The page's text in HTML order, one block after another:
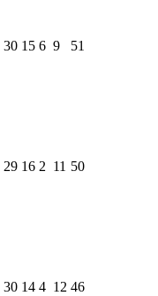
30 15 6 9 51
29 16 2 11 50
30 14 4 12 46